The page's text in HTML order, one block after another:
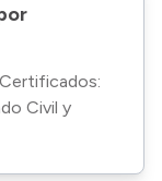
Civil y